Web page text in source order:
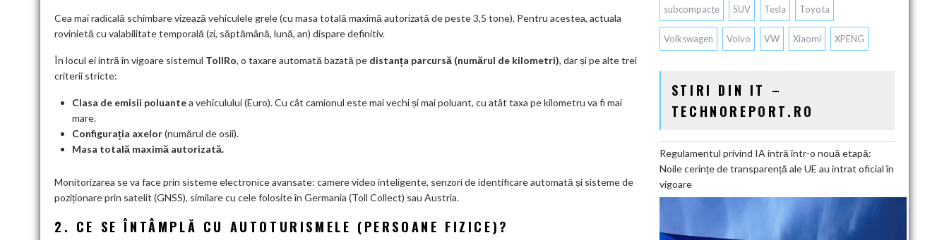
Cea mai radicală schimbare vizează vehiculele grele (cu masa totală maximă autorizată de peste 3,5 tone). Pentru acestea, actuala
rovinietă cu valabilitate temporală (zi, săptămână, lună, an) dispare definitiv.
În locul ei intră în vigoare sistemul TollRo, o taxare automată bazată pe distanța parcursă (numărul de kilometri), dar și pe alte trei
criterii stricte:
Clasa de emisii poluantea vehiculului (Euro). Cu cât camionul este mai vechi și mai poluant, cu atât taxa pe kilometru va fi mai
mare.
Configurația axelor(numărul de osii).
Masa totală maximă autorizată.
Monitorizarea se va face prin sisteme electronice avansate: camere video inteligente, senzori de identificare automată și sisteme de
poziționare prin satelit (GNSS), similare cu cele folosite în Germania (Toll Collect) sau Austria.
2. CE SE ÎNTÂMPLĂ CU AUTOTURISMELE (PERSOANE FIZICE)?
subcompacte SUV Tesla Toyota
Volkswagen Volvo VW Xiaomi XPENG
STIRI DIN IT –
TECHNOREPORT.RO
Regulamentul privind IA intră într-o nouă etapă:
Noile cerințe de transparență ale UE au intrat oficial în
vigoare